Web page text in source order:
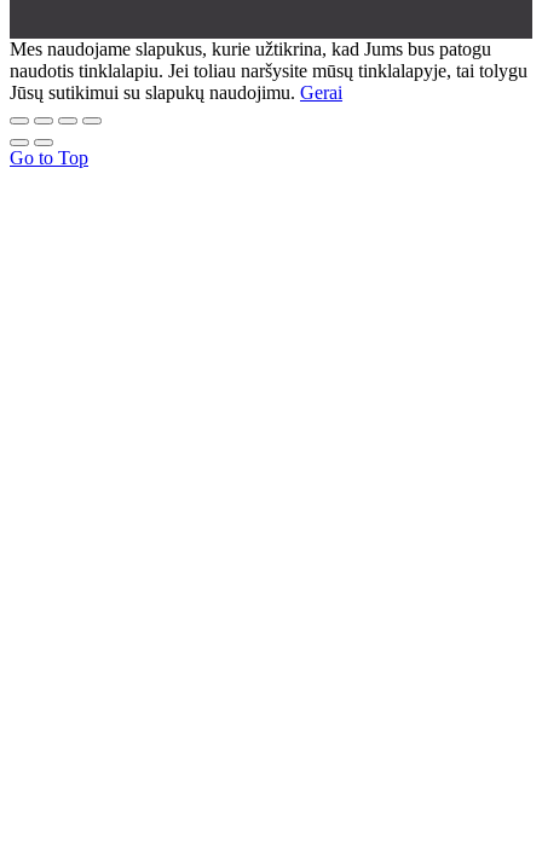
Mes naudojame slapukus, kurie užtikrina, kad Jums bus patogu
naudotis tinklalapiu. Jei toliau naršysite mūsų tinklalapyje, tai tolygu
Jūsų sutikimui su slapukų naudojimu. Gerai
Go to Top